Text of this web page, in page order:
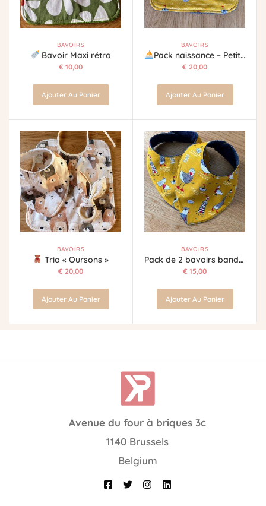
BAVOIRS
Bavoir Maxi rétro
€ 10,00
Ajouter Au Panier
BAVOIRS
Pack naissance – Petits bateaux
€ 20,00
Ajouter Au Panier
BAVOIRS
Trio « Oursons »
€ 20,00
Ajouter Au Panier
BAVOIRS
Pack de 2 bavoirs bandana mer
€ 15,00
Ajouter Au Panier
Avenue du four à briques 3c
1140 Brussels
Belgium